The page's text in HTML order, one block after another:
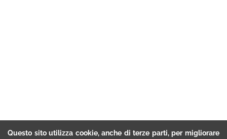
Questo sito utilizza cookie, anche di terze parti, per migliorare